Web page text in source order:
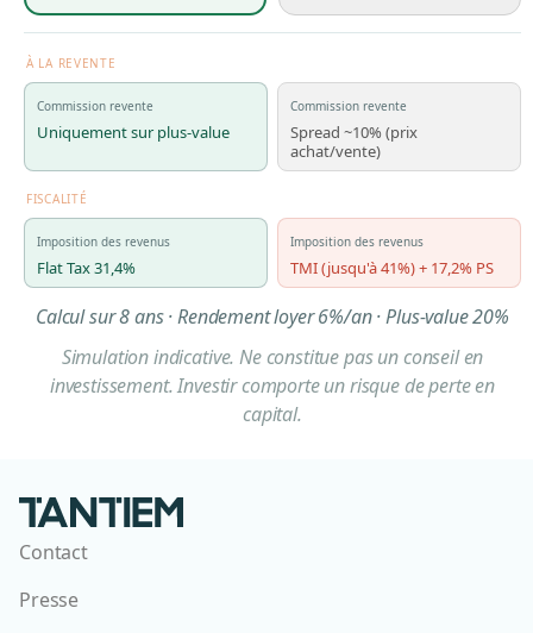
À LA REVENTE
Commission revente
Uniquement sur plus-value
Commission revente
Spread ~10% (prix
achat/vente)
FISCALITÉ
Imposition des revenus
Flat Tax 31,4%
Imposition des revenus
TMI (jusqu'à 41%) + 17,2% PS
Calcul sur 8 ans · Rendement loyer 6%/an · Plus-value 20%
Simulation indicative. Ne constitue pas un conseil en
investissement. Investir comporte un risque de perte en
capital.
Contact
Presse